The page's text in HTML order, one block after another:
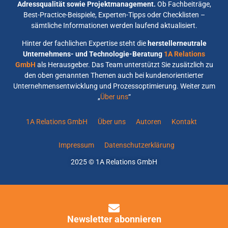
Adressqualität sowie Projektmanagement. Ob Fachbeiträge,
Best-Practice-Beispiele, Experten-Tipps oder Checklisten –
sämtliche Informationen werden laufend aktualisiert.
Hinter der fachlichen Expertise steht die herstellerneutrale
Unternehmens- und Technologie-Beratung 1A Relations
GmbH als Herausgeber. Das Team unterstützt Sie zusätzlich zu
den oben genannten Themen auch bei kundenorientierter
Unternehmensentwicklung und Prozessoptimierung. Weiter zum
„Über uns“
1A Relations GmbH Über uns Autoren Kontakt
Impressum Datenschutzerklärung
2025 © 1A Relations GmbH
Newsletter abonnieren